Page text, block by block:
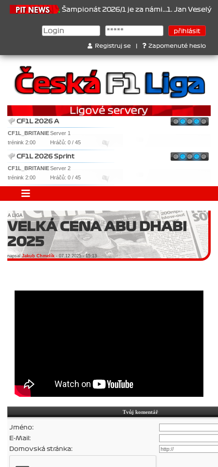
Šampionát 2026/1 je za námi...1. Jan Veselý , 2. Jan
Registruj se Zapomenuté heslo
CF1L 2026 A
CF1L_BRITANIEServer 1
trénink 2:00
Hráčů: 0 / 45
CF1L 2026 Sprint
CF1L_BRITANIEServer 2
trénink 2:00
Hráčů: 0 / 45
A LIGA
VELKÁ CENA ABU DHABI
2025
napsalJakub Chmelík - 07.12.2025 - 15:13
Tvůj komentář
Jméno:
E-Mail:
Domovská stránka: